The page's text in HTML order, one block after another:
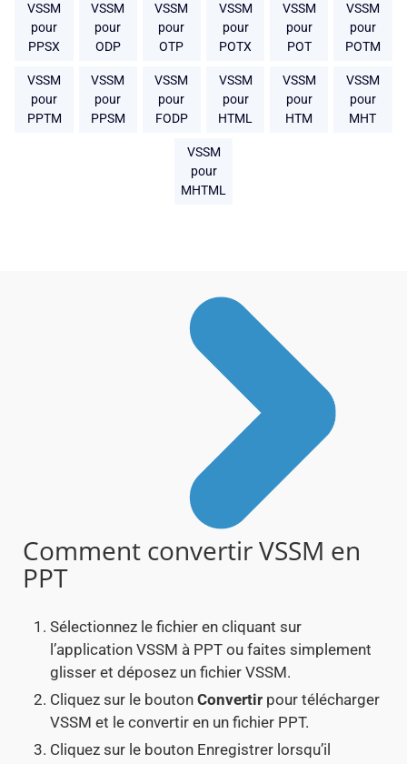
VSSM
pour
PPSX
VSSM
pour
ODP
VSSM
pour
OTP
VSSM
pour
POTX
VSSM
pour
POT
VSSM
pour
POTM
VSSM
pour
PPTM
VSSM
pour
PPSM
VSSM
pour
FODP
VSSM
pour
HTML
VSSM
pour
HTM
VSSM
pour
MHT
VSSM
pour
MHTML
Comment convertir VSSM en
PPT
Sélectionnez le fichier en cliquant sur
l’application VSSM à PPT ou faites simplement
glisser et déposez un fichier VSSM.
Cliquez sur le bouton Convertir pour télécharger
VSSM et le convertir en un fichier PPT.
Cliquez sur le bouton Enregistrer lorsqu’il